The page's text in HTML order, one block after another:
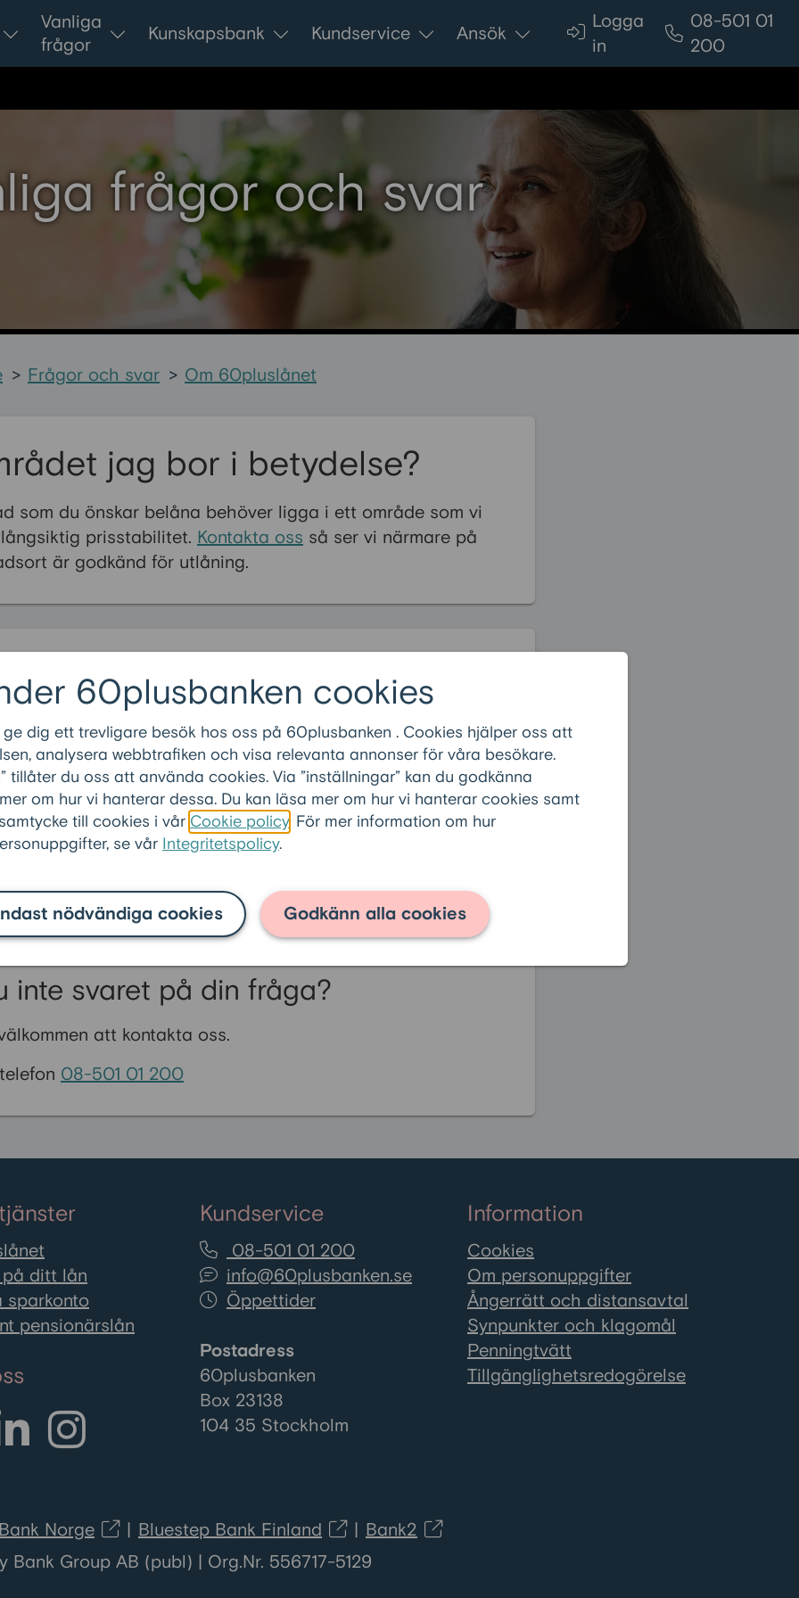
60plusbanken cookies
dig ett trevligare besök hos oss på 60plusbanken . Cookies hjälper oss att
analysera webbtrafiken och visa relevanta annonser för våra besökare.
tillåter du oss att använda cookies. Via ”inställningar” kan du godkänna
om hur vi hanterar dessa. Du kan läsa mer om hur vi hanterar cookies samt
till cookies i vår Cookie policy . För mer information om hur
se vår Integritetspolicy.
nödvändiga cookies Godkänn alla cookies
Vanliga
frågor
Kunskapsbank Kundservice Ansök
Logga
in
08-501 01
200
frågor och svar
> Frågor och svar > Om 60pluslånet
jag bor i betydelse?
som du önskar belåna behöver ligga i ett område som vi
prisstabilitet. Kontakta oss så ser vi närmare på
är godkänd för utlåning.
frågorna inom Om 60pluslånet
jag låna?
utbetalas?
har 60pluslånet?
äganderätt?
inte svaret på din fråga?
att kontakta oss.
08-501 01 200
på ditt lån
sparkonto
pensionärslån
Kundservice
08-501 01 200
info@60plusbanken.se
Öppettider
Postadress
60plusbanken
Box 23138
104 35 Stockholm
Information
Cookies
Om personuppgifter
Ångerrätt och distansavtal
Synpunkter och klagomål
Penningtvätt
Tillgänglighetsredogörelse
Norge Bluestep Bank Finland
Bank2
Group AB (publ) | Org.Nr. 556717-5129